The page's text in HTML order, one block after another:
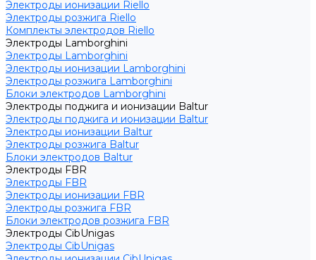
Электроды ионизации Riello
Электроды розжига Riello
Комплекты электродов Riello
Электроды Lamborghini
Электроды Lamborghini
Электроды ионизации Lamborghini
Электроды розжига Lamborghini
Блоки электродов Lamborghini
Электроды поджига и ионизации Baltur
Электроды поджига и ионизации Baltur
Электроды ионизации Baltur
Электроды розжига Baltur
Блоки электродов Baltur
Электроды FBR
Электроды FBR
Электроды ионизации FBR
Электроды розжига FBR
Блоки электродов розжига FBR
Электроды CibUnigas
Электроды CibUnigas